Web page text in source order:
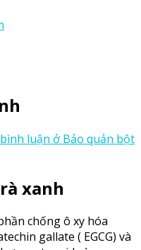
luận ở Bảo quản bột
xanh
chống ô xy hóa
gallate ( EGCG) và